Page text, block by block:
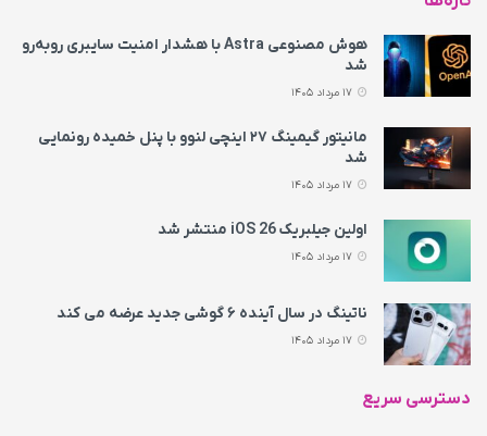
هوش مصنوعی Astra با هشدار امنیت سایبری روبه‌رو
شد
مانیتور گیمینگ ۲۷ اینچی لنوو با پنل خمیده رونمایی
شد
اولین جیلبریک iOS 26 منتشر شد
ناتینگ در سال آینده ۶ گوشی جدید عرضه می‌ کند
دسترسی سریع